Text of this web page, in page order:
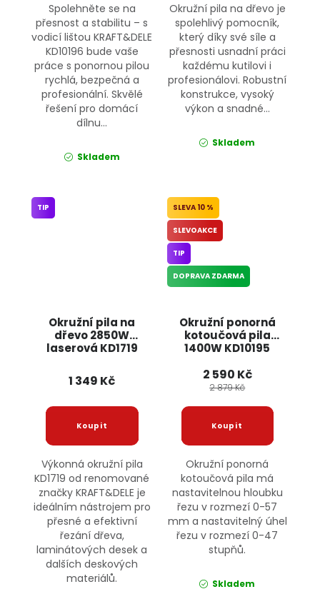
Spolehněte se na
přesnost a stabilitu – s
vodicí lištou KRAFT&DELE
KD10196 bude vaše
práce s ponornou pilou
rychlá, bezpečná a
profesionální. Skvělé
řešení pro domácí
dílnu...
Skladem
Okružní pila na dřevo je
spolehlivý pomocník,
který díky své síle a
přesnosti usnadní práci
každému kutilovi i
profesionálovi. Robustní
konstrukce, vysoký
výkon a snadné...
Skladem
Okružní pila na
dřevo 2850W
laserová KD1719
TIP
1 349 Kč
Výkonná okružní pila
KD1719 od renomované
značky KRAFT&DELE je
ideálním nástrojem pro
přesné a efektivní
řezání dřeva,
laminátových desek a
dalších deskových
materiálů.
Okružní ponorná
kotoučová pila
1400W KD10195
10 %
SLEVOAKCE
TIP
DOPRAVA ZDARMA
2 590 Kč
2 879 Kč
Okružní ponorná
kotoučová pila má
nastavitelnou hloubku
řezu v rozmezí 0-57
mm a nastavitelný úhel
řezu v rozmezí 0-47
stupňů.
Skladem